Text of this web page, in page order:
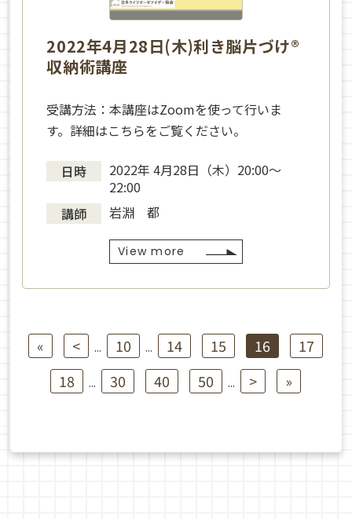
2022年4月28日(木)利き脳片づけ®
収納術講座
受講方法：本講座はZoomを使って行いま
す。詳細はこちらをご覧ください。
日時
2022年 4月28日（木）20:00～
22:00
講師
岩淵 都
View more
« < ... 10 ... 14 15 16
17
18
... 30 40 50 ... > »